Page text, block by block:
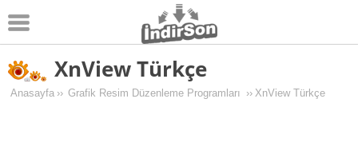
Android
Pc Oyunları
XnView Türkçe
Anasayfa ›› Grafik Resim Düzenleme Programları ›› XnView Türkçe